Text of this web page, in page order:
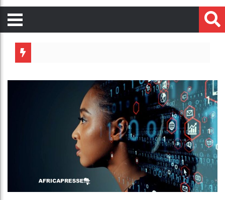
Côte
Ceuta